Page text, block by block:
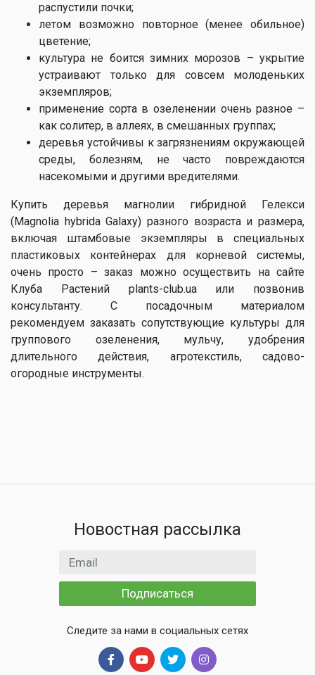
распустили почки;
летом возможно повторное (менее обильное)
цветение;
культура не боится зимних морозов – укрытие
устраивают только для совсем молоденьких
экземпляров;
применение сорта в озеленении очень разное –
как солитер, в аллеях, в смешанных группах;
деревья устойчивы к загрязнениям окружающей
среды, болезням, не часто повреждаются
насекомыми и другими вредителями.
Купить деревья магнолии гибридной Гелекси
(Magnolia hybrida Galaxy) разного возраста и размера,
включая штамбовые экземпляры в специальных
пластиковых контейнерах для корневой системы,
очень просто – заказ можно осуществить на сайте
Клуба Растений plants-club.ua или позвонив
консультанту. С посадочным материалом
рекомендуем заказать сопутствующие культуры для
группового озеленения, мульчу, удобрения
длительного действия, агротекстиль, садово-
огородные инструменты.
Новостная рассылка
Email адрес
Подписаться
Следите за нами в социальных сетях